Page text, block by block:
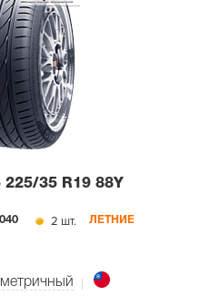
225/35 R19 88Y
2 шт. ЛЕТНИЕ